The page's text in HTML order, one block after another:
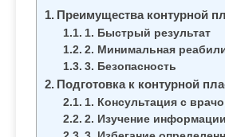
Преимущества контурной
1. Быстрый результат
2. Минимальная
3. Безопасность
Подготовка к контурной
1. Консультация с
2. Изучение информации